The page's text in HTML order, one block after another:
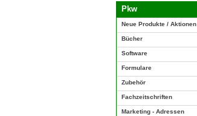
Pkw
Neue Produkte / Aktionen
Bücher
Software
Formulare
Zubehör
Fachzeitschriften
Marketing - Adressen